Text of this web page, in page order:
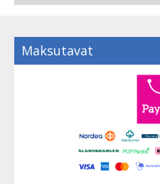
Maksutavat